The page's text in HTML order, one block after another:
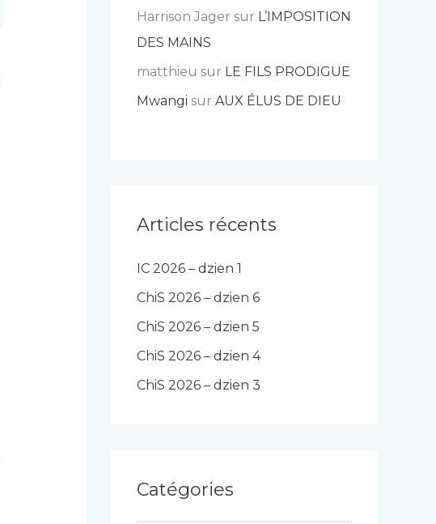
Harrison Jager sur L’IMPOSITION
DES MAINS
matthieu sur LE FILS PRODIGUE
Mwangi sur AUX ÉLUS DE DIEU
Articles récents
IC 2026 – dzien 1
ChiS 2026 – dzien 6
ChiS 2026 – dzien 5
ChiS 2026 – dzien 4
ChiS 2026 – dzien 3
Catégories